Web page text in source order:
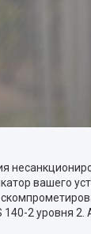
вашего
2 уровня